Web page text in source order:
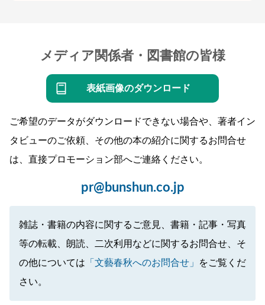
メディア関係者・図書館の皆様
表紙画像のダウンロード
ご希望のデータがダウンロードできない場合や、著者イン
タビューのご依頼、その他の本の紹介に関するお問合せ
は、直接プロモーション部へご連絡ください。
pr@bunshun.co.jp
雑誌・書籍の内容に関するご意見、書籍・記事・写真
等の転載、朗読、二次利用などに関するお問合せ、そ
の他については 「文藝春秋へのお問合せ」
をご覧くだ
さい。